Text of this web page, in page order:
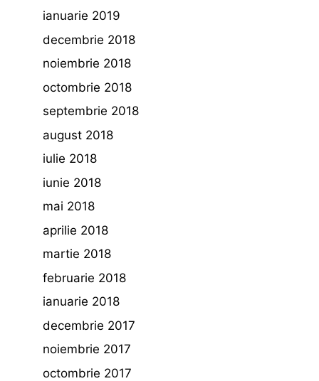
ianuarie 2019
decembrie 2018
noiembrie 2018
octombrie 2018
septembrie 2018
august 2018
iulie 2018
iunie 2018
mai 2018
aprilie 2018
martie 2018
februarie 2018
ianuarie 2018
decembrie 2017
noiembrie 2017
octombrie 2017